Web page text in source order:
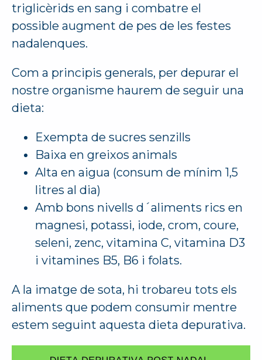
triglicèrids en sang i combatre el
possible augment de pes de les festes
nadalenques.
Com a principis generals, per depurar el
nostre organisme haurem de seguir una
dieta:
Exempta de sucres senzills
Baixa en greixos animals
Alta en aigua (consum de mínim 1,5
litres al dia)
Amb bons nivells d´aliments rics en
magnesi, potassi, iode, crom, coure,
seleni, zenc, vitamina C, vitamina D3
i vitamines B5, B6 i folats.
A la imatge de sota, hi trobareu tots els
aliments que podem consumir mentre
estem seguint aquesta dieta depurativa.